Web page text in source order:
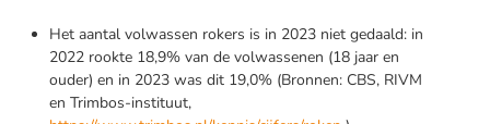
Het aantal volwassen rokers is in 2023 niet gedaald: in
2022 rookte 18,9% van de volwassenen (18 jaar en
ouder) en in 2023 was dit 19,0% (Bronnen: CBS, RIVM
en Trimbos-instituut,